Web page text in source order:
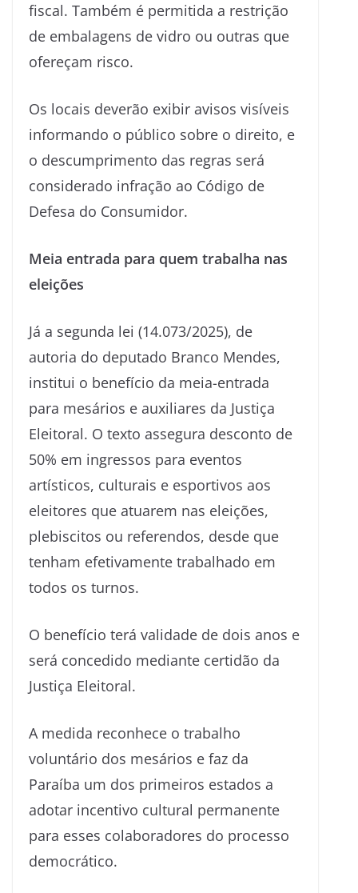
fiscal. Também é permitida a restrição
de embalagens de vidro ou outras que
ofereçam risco.
Os locais deverão exibir avisos visíveis
informando o público sobre o direito, e
o descumprimento das regras será
considerado infração ao Código de
Defesa do Consumidor.
Meia entrada para quem trabalha nas
eleições
Já a segunda lei (14.073/2025), de
autoria do deputado Branco Mendes,
institui o benefício da meia-entrada
para mesários e auxiliares da Justiça
Eleitoral. O texto assegura desconto de
50% em ingressos para eventos
artísticos, culturais e esportivos aos
eleitores que atuarem nas eleições,
plebiscitos ou referendos, desde que
tenham efetivamente trabalhado em
todos os turnos.
O benefício terá validade de dois anos e
será concedido mediante certidão da
Justiça Eleitoral.
A medida reconhece o trabalho
voluntário dos mesários e faz da
Paraíba um dos primeiros estados a
adotar incentivo cultural permanente
para esses colaboradores do processo
democrático.